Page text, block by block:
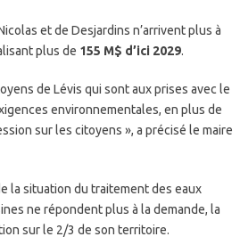
et de Desjardins n’arrivent plus à
plus de 155 M$ d’ici 2029.
de Lévis qui sont aux prises avec le
environnementales, en plus de
sur les citoyens », a précisé le maire
la situation du traitement des eaux
ne répondent plus à la demande, la
sur le 2/3 de son territoire.